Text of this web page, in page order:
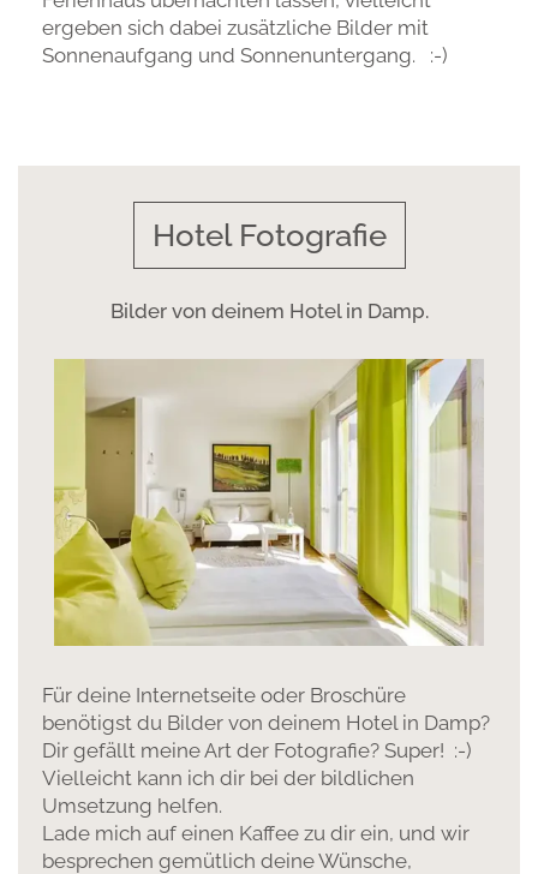
ergeben sich dabei zusätzliche Bilder mit
Sonnenaufgang und Sonnenuntergang. :-)
Hotel Fotografie
Bilder von deinem Hotel in Damp.
Für deine Internetseite oder Broschüre
benötigst du Bilder von deinem Hotel in Damp?
Dir gefällt meine Art der Fotografie? Super! :-)
Vielleicht kann ich dir bei der bildlichen
Umsetzung helfen.
Lade mich auf einen Kaffee zu dir ein, und wir
besprechen gemütlich deine Wünsche,